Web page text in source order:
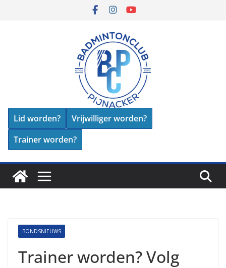
Lid worden?
Vrijwilliger worden?
Trainer worden?
BONDSNIEUWS
Trainer worden? Volg